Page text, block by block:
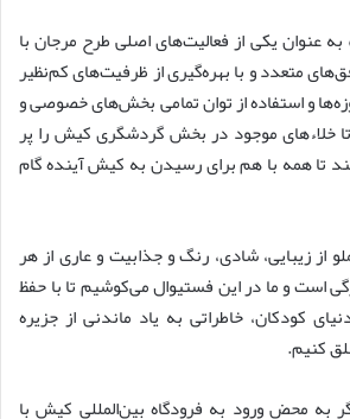
عنوان یکی از فعالیت‌های اصلی طرح مرجان با
متعدد و با بهره‌گیری از ظرفیت‌های کم‌نظیر
و استفاده از توان تمامی بخش‌های خصوصی و
خلاءهای موجود در بخش گردشگری کیش را پر
تا همه با هم برای رسیدن به کیش آینده گام
از زیبایی، شادی، رنگ و جذابیت و عاری از هر
است و ما در این فستیوال می‌کوشیم تا با حفظ
کودکان، خاطراتی به یاد ماندنی از جزیره
کنیم.
به محض ورود به فرودگاه بین‌المللی کیش با